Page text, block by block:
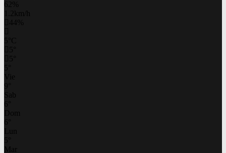
62%
1.2km/h
44%
5 C
5
5
5
Vie
9
Sab
6
Dom
6
Lun
5
Mar